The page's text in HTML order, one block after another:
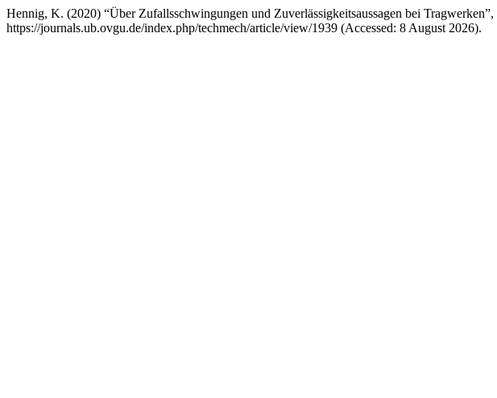
Hennig, K. (2020) “Über Zufallsschwingungen und Zuverlässigkeitsaussagen bei Tragwerken”,
https://journals.ub.ovgu.de/index.php/techmech/article/view/1939 (Accessed: 8 August 2026).